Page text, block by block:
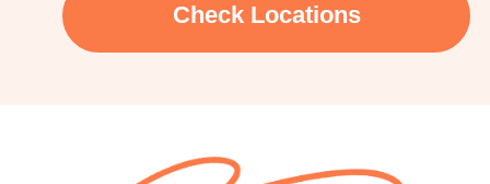
Check Locations